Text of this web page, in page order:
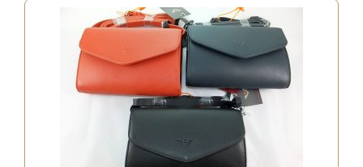
Produkt
mehrere
Varianten